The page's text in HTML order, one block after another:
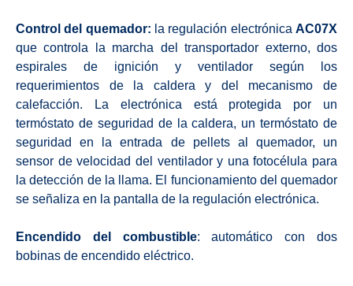
Control del quemador: la regulación electrónicaAC07X
que controla la marcha del transportador externo, dos
espirales de ignición y ventilador según los
requerimientos de la caldera y del mecanismo de
calefacción. La electrónica está protegida por un
termóstato de seguridad de la caldera, un termóstato de
seguridad en la entrada de pellets al quemador, un
sensor de velocidad del ventilador y una fotocélula para
la detección de la llama. El funcionamiento del quemador
se señaliza en la pantalla de la regulación electrónica.
Encendido del combustible: automático con dos
bobinas de encendido eléctrico.